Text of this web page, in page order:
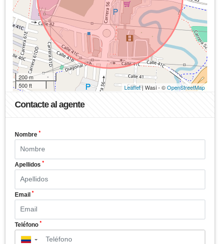
200 m
500 ft
Leaflet| Wasi - ©OpenStreetMap
Contacte al agente
Nombre *
Apellidos *
Email *
Teléfono *
▼